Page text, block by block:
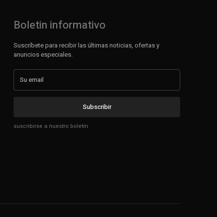
Boletin informativo
Suscríbete para recibir las últimas noticias, ofertas y
anuncios especiales.
Subscribir
suscribirse a nuestro boletin